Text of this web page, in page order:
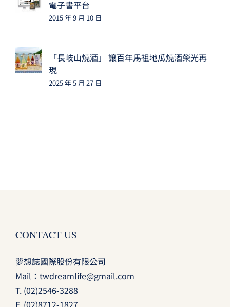
電子書平台
2015 年 9 月 10 日
「長岐山燒酒」 讓百年馬祖地瓜燒酒榮光再
現
2025 年 5 月 27 日
CONTACT US
夢想誌國際股份有限公司
Mail： twdreamlife@gmail.com
T. (02)2546-3288
F. (02)8712-1827